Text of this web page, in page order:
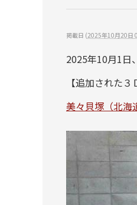
掲載日 (2025年10月20日
2025年10月1日
【追加された３
美々貝塚（北海